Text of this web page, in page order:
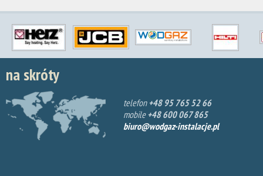
na skróty
telefon +48 95 765 52 66
mobile +48 600 067 865
biuro@wodgaz-instalacje.pl